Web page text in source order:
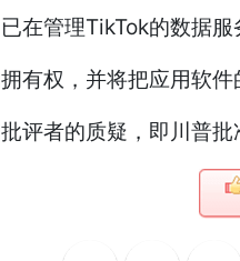
在管理TikTok的数据
有权，并将把应用软
者的质疑，即川普